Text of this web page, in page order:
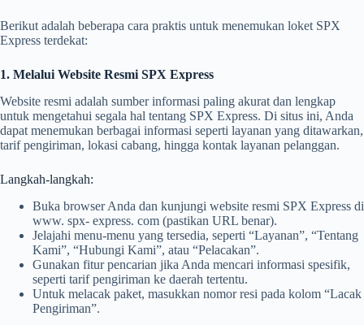
Berikut adalah beberapa cara praktis untuk menemukan loket SPX
Express terdekat:
1. Melalui Website Resmi SPX Express
Website resmi adalah sumber informasi paling akurat dan lengkap
untuk mengetahui segala hal tentang SPX Express. Di situs ini, Anda
dapat menemukan berbagai informasi seperti layanan yang ditawarkan,
tarif pengiriman, lokasi cabang, hingga kontak layanan pelanggan.
Langkah-langkah:
Buka browser Anda dan kunjungi website resmi SPX Express di
www. spx- express. com (pastikan URL benar).
Jelajahi menu-menu yang tersedia, seperti “Layanan”, “Tentang
Kami”, “Hubungi Kami”, atau “Pelacakan”.
Gunakan fitur pencarian jika Anda mencari informasi spesifik,
seperti tarif pengiriman ke daerah tertentu.
Untuk melacak paket, masukkan nomor resi pada kolom “Lacak
Pengiriman”.